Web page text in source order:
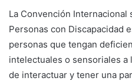
La Convención
Personas con Discapacidad
personas que tengan
intelectuales o sensoriales
de interactuar y tener una